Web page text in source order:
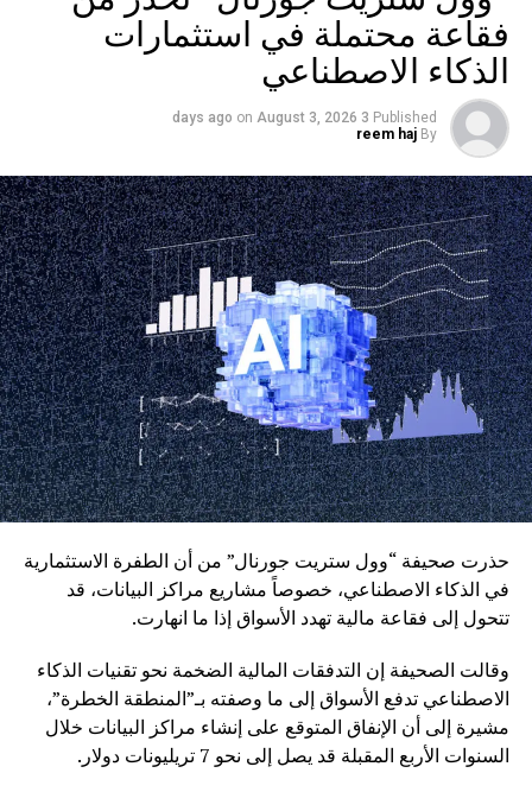
.وقد دخل حظر استيراد الغاز المسال بموجب العقود قصيرة
الأجل حيز التنفيذ في 25 أبريل 2026، على أن يُطبَّق على العقود
طويلة الأجل اعتباراً من مطلع يناير 2027.
للعقود طويلة الأجل.
فقاعة محتملة في استثمارات
الذكاء الاصطناعي
Published
3 days ago
on August 3, 2026
By
reem haj
حذرت صحيفة “وول ستريت جورنال” من أن الطفرة الاستثمارية
في الذكاء الاصطناعي، خصوصاً مشاريع مراكز البيانات، قد
تتحول إلى فقاعة مالية تهدد الأسواق إذا ما انهارت.
وقالت الصحيفة إن التدفقات المالية الضخمة نحو تقنيات الذكاء
الاصطناعي تدفع الأسواق إلى ما وصفته بـ”المنطقة الخطرة”،
مشيرة إلى أن الإنفاق المتوقع على إنشاء مراكز البيانات خلال
السنوات الأربع المقبلة قد يصل إلى نحو 7 تريليونات دولار.